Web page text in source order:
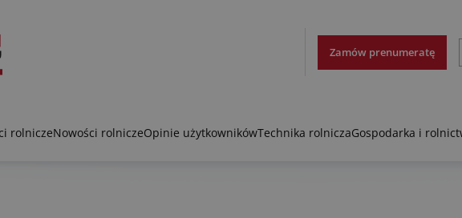
Zamów prenumeratę
rolniczeNowości rolniczeOpinie użytkownikówTechnika rolniczaGospodarka i